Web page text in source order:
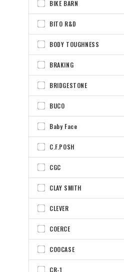
BIKE BARN
BITO R&D
BODY TOUGHNESS
BRAKING
BRIDGESTONE
BUCO
Baby Face
C.F.POSH
CGC
CLAY SMITH
CLEVER
COERCE
COOCASE
CR-1